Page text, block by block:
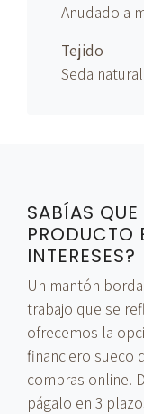
Anudado a
Tejido
Seda natural
SABÍAS QUE
PRODUCTO
INTERESES?
Un mantón
trabajo que se
ofrecemos la
financiero sueco
compras online.
págalo en 3